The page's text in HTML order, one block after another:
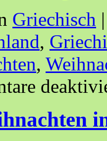
Griechisch |
,
,